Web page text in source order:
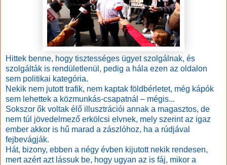
Hittek benne, hogy tisztességes ügyet szolgálnak, és
szolgálták is rendületlenül, pedig a hála ezen az oldalon
sem politikai kategória.
Nekik nem jutott trafik, nem kaptak földbérletet, még kápók
sem lehettek a közmunkás-csapatnál – mégis...
Sokszor ők voltak élő illusztrációi annak a magasztos, de
nem túl jövedelmező erkölcsi elvnek, mely szerint az igaz
ember akkor is hű marad a zászlóhoz, ha a rúdjával
fejbevágják.
Hát, bizony, ebben a négy évben kijutott nekik rendesen,
mert azért azt lássuk be, hogy ugyan az is fáj, mikor a